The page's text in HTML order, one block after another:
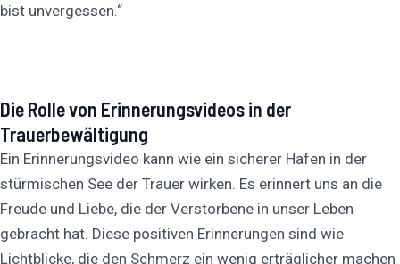
bist unvergessen.“
Die Rolle von Erinnerungsvideos in der
Trauerbewältigung
Ein Erinnerungsvideo kann wie ein sicherer Hafen in der
stürmischen See der Trauer wirken. Es erinnert uns an die
Freude und Liebe, die der Verstorbene in unser Leben
gebracht hat. Diese positiven Erinnerungen sind wie
Lichtblicke, die den Schmerz ein wenig erträglicher machen